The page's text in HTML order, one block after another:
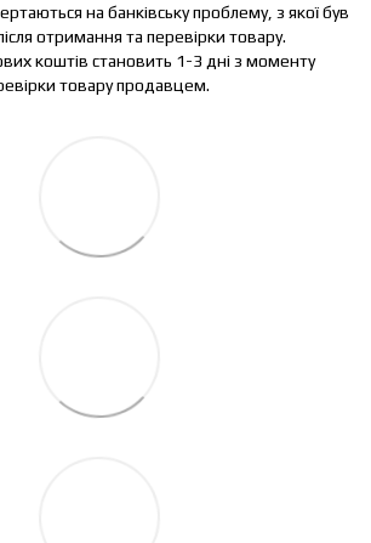
на банківську проблему, з якої був
отримання та перевірки товару.
коштів становить 1-3 дні з моменту
товару продавцем.